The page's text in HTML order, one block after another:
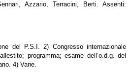
Azzario, Terracini, Berti. Assenti:
del P.S.I. 2) Congresso internazionale
programma; esame dell’o.d.g. del
4) Varie.